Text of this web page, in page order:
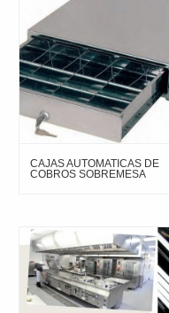
CAJAS AUTOMATICAS DE
COBROS SOBREMESA